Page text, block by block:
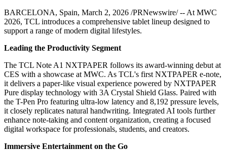
BARCELONA, Spain, March 2, 2026 /PRNewswire/ -- At MWC
2026, TCL introduces a comprehensive tablet lineup designed to
support a range of modern digital lifestyles.
Leading the Productivity Segment
The TCL Note A1 NXTPAPER follows its award-winning debut at
CES with a showcase at MWC. As TCL's first NXTPAPER e-note,
it delivers a paper-like visual experience powered by NXTPAPER
Pure display technology with 3A Crystal Shield Glass. Paired with
the T-Pen Pro featuring ultra-low latency and 8,192 pressure levels,
it closely replicates natural handwriting. Integrated AI tools further
enhance note-taking and content organization, creating a focused
digital workspace for professionals, students, and creators.
Immersive Entertainment on the Go